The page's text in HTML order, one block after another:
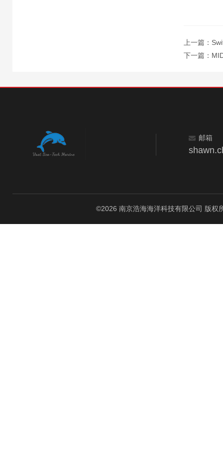
上一篇：
下一篇：
邮箱
©2026 南京浩海海洋科技有限公司 版权